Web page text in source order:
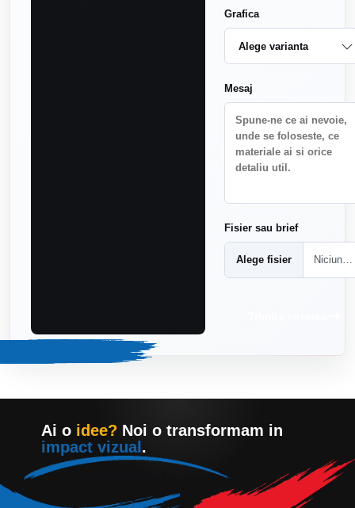
Grafica
Mesaj
Fisier sau brief
Alege fisier Niciun fisier ales
Ai o idee? Noi o transformam in
impact vizual .